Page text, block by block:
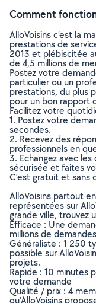
Comment
AlloVoisins c’est la
prestations de
2013 et plébiscitée
de 4,5 millions de
Postez votre
particulier ou un
prestations, du plus
pour un bon rapport
Facilitez votre
1. Postez votre
secondes.
2. Recevez des
professionnels en
3. Echangez avec
sécurisée et faites
C’est gratuit et sans
AlloVoisins partout
représentées sur
grande ville, trouvez
Efficace : Une
millions de
Généraliste : 1 250
possible sur
projets.
Rapide : 10 minutes
votre demande
Qualité / prix : 4
qu’AlloVoisins